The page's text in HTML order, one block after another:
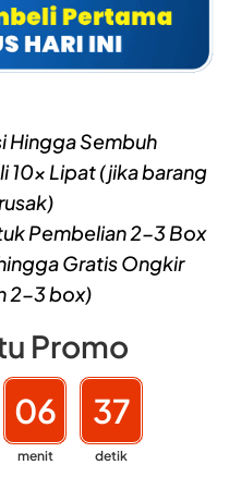
Hingga Sembuh
10x Lipat (jika barang
Pembelian 2-3 Box
Gratis Ongkir
2-3 box)
Promo
06
menit
36
detik